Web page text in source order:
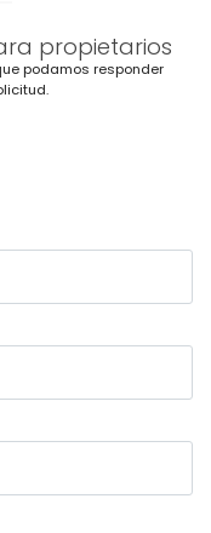
propietarios
podamos responder